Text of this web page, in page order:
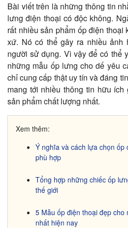
Bài viết trên là những thông tin
lưng điện thoại có độc không.
rất nhiều sản phẩm ốp điện thoại
xứ. Nó có thể gây ra nhiều ảnh
người sử dụng. Vì vậy để có thể
những mẫu ốp lưng cho dế yêu
chỉ cung cấp thật uy tín và đáng
mang tới nhiều thông tin hữu
sản phẩm chất lượng nhất.
Xem thêm:
Ý nghĩa và cách lựa chọn ốp
phù hợp
Tổng hợp những chiếc ốp
thế giới
5 Mẫu ốp điện thoại đẹp
nhất hiện nay